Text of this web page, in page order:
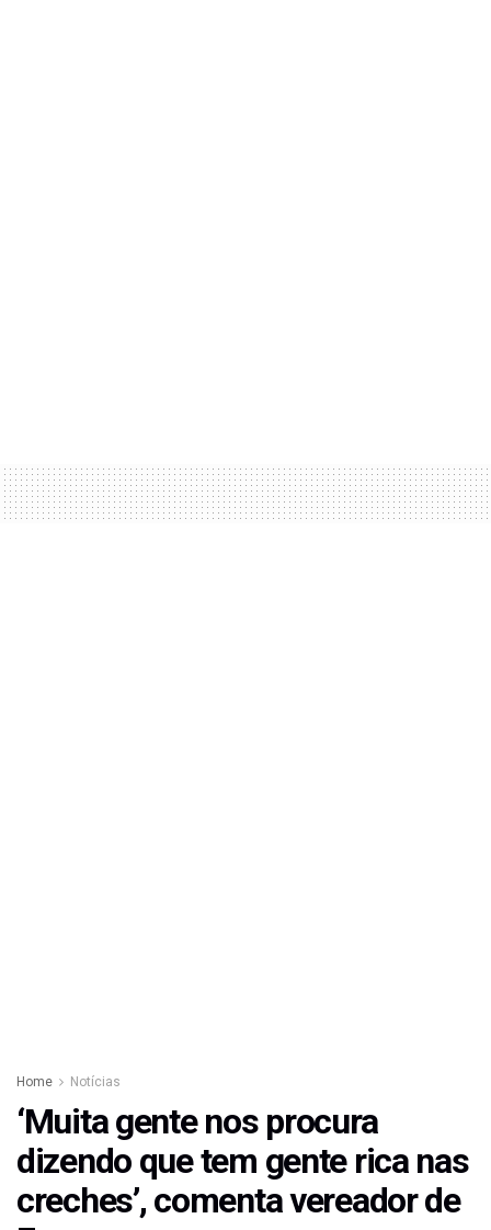
Home Notícias
‘Muita gente nos procura
dizendo que tem gente rica nas
creches’, comenta vereador de